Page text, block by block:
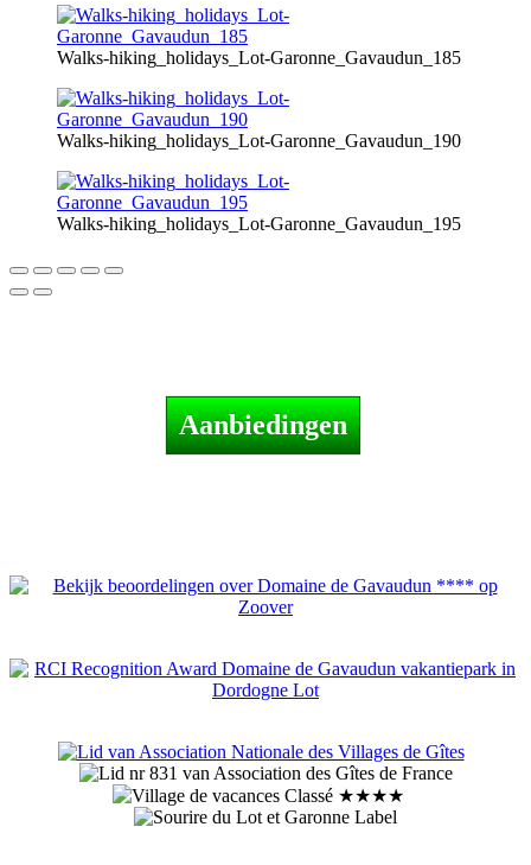
Walks-hiking_holidays_Lot-Garonne_Gavaudun_185
Walks-hiking_holidays_Lot-Garonne_Gavaudun_190
Walks-hiking_holidays_Lot-Garonne_Gavaudun_195